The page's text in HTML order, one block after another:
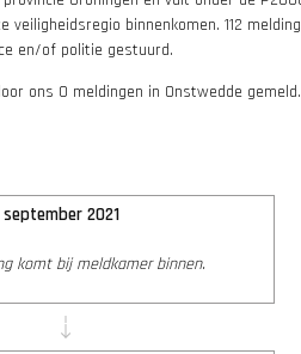
veiligheidsregio binnenkomen. 112
en/of politie gestuurd.
ons 0 meldingen in Onstwedde gemeld.
2021
komt bij meldkamer binnen.